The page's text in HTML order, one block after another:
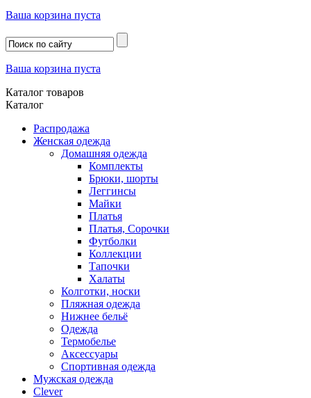
Ваша корзина пуста
Ваша корзина пуста
Каталог товаров
Каталог
Распродажа
Женская одежда
Домашняя одежда
Комплекты
Брюки, шорты
Леггинсы
Майки
Платья
Платья, Сорочки
Футболки
Коллекции
Тапочки
Халаты
Колготки, носки
Пляжная одежда
Нижнее бельё
Одежда
Термобелье
Аксессуары
Спортивная одежда
Мужская одежда
Clever